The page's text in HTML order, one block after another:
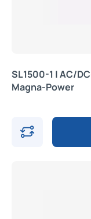
SL1500-1 | AC/
Magna-Power